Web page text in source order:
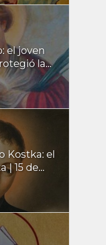
el joven
la...
Kostka: el
| 15 de...